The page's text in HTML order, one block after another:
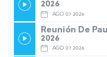
2026
AGO 07 2026
Reunión De
2026
AGO 07 2026